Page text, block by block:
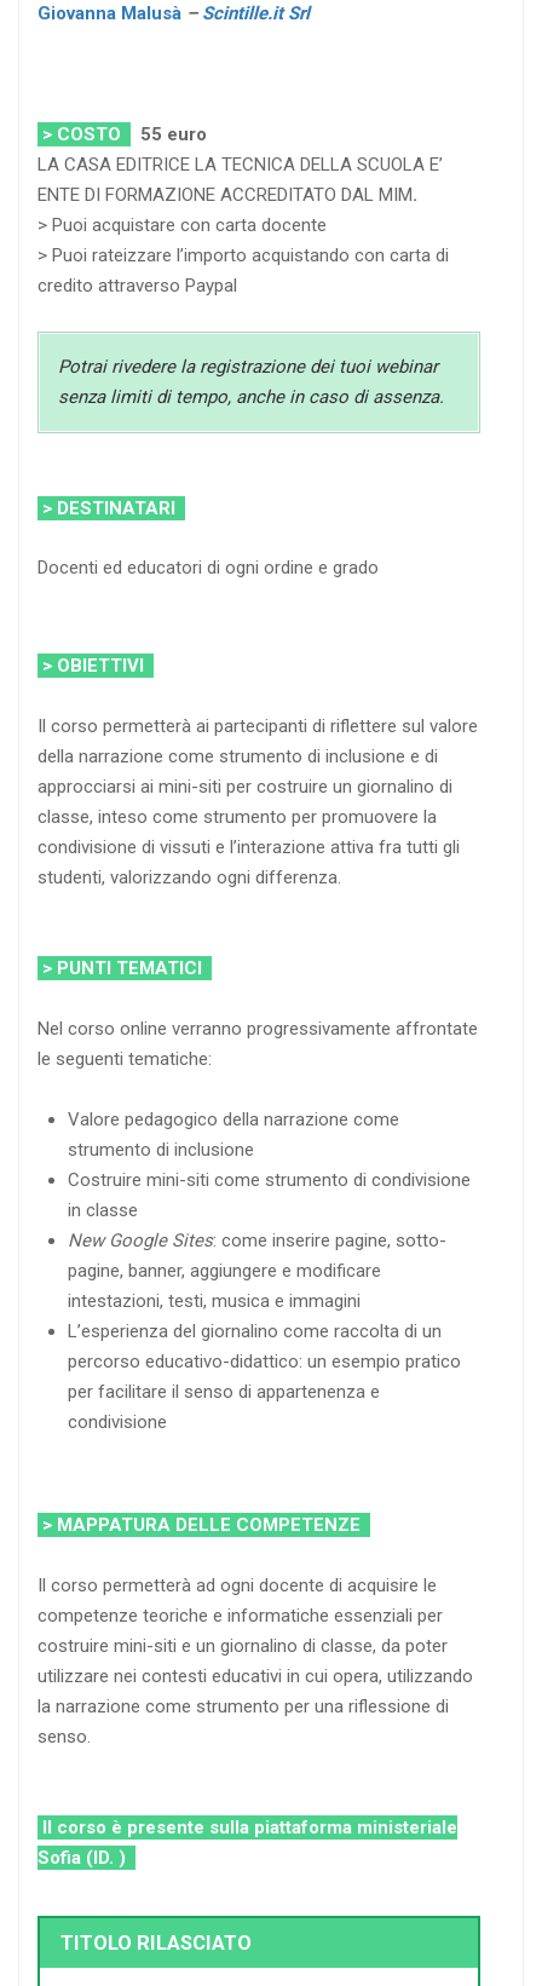
Giovanna Malusà – Scintille.it Srl
> COSTO 55 euro
LA CASA EDITRICE LA TECNICA DELLA SCUOLA E’
ENTE DI FORMAZIONE ACCREDITATO DAL MIM.
> Puoi acquistare con carta docente
> Puoi rateizzare l’importo acquistando con carta di
credito attraverso Paypal
Potrai rivedere la registrazione dei tuoi webinar
senza limiti di tempo, anche in caso di assenza.
> DESTINATARI
Docenti ed educatori di ogni ordine e grado
> OBIETTIVI
Il corso permetterà ai partecipanti di riflettere sul valore
della narrazione come strumento di inclusione e di
approcciarsi ai mini-siti per costruire un giornalino di
classe, inteso come strumento per promuovere la
condivisione di vissuti e l’interazione attiva fra tutti gli
studenti, valorizzando ogni differenza.
> PUNTI TEMATICI
Nel corso online verranno progressivamente affrontate
le seguenti tematiche:
Valore pedagogico della narrazione come
strumento di inclusione
Costruire mini-siti come strumento di condivisione
in classe
New Google Sites: come inserire pagine, sotto-
pagine, banner, aggiungere e modificare
intestazioni, testi, musica e immagini
L’esperienza del giornalino come raccolta di un
percorso educativo-didattico: un esempio pratico
per facilitare il senso di appartenenza e
condivisione
> MAPPATURA DELLE COMPETENZE
Il corso permetterà ad ogni docente di acquisire le
competenze teoriche e informatiche essenziali per
costruire mini-siti e un giornalino di classe, da poter
utilizzare nei contesti educativi in cui opera, utilizzando
la narrazione come strumento per una riflessione di
senso.
Il corso è presente sulla piattaforma ministeriale
Sofia (ID. )
TITOLO RILASCIATO